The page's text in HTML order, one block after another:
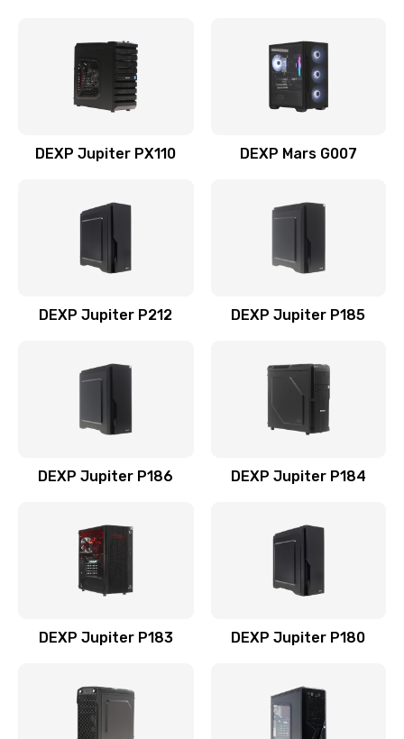
DEXP Jupiter PX110 DEXP Mars G007
DEXP Jupiter P212 DEXP Jupiter P185
DEXP Jupiter P186 DEXP Jupiter P184
DEXP Jupiter P183 DEXP Jupiter P180